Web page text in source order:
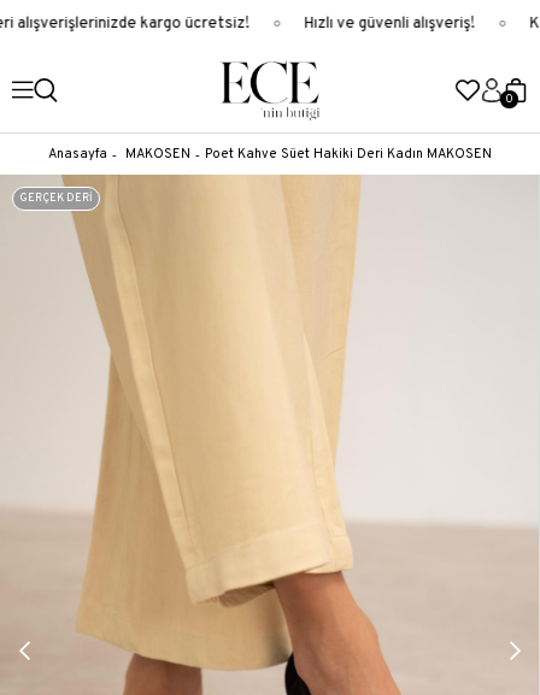
alışverişlerinizde kargo ücretsiz! Hızlı ve güvenli alışveriş!
0
Anasayfa MAKOSEN Poet Kahve Süet Hakiki Deri Kadın MAKOSEN
GERÇEK DERİ